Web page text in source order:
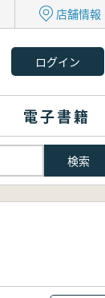
店舗情報
電子書籍